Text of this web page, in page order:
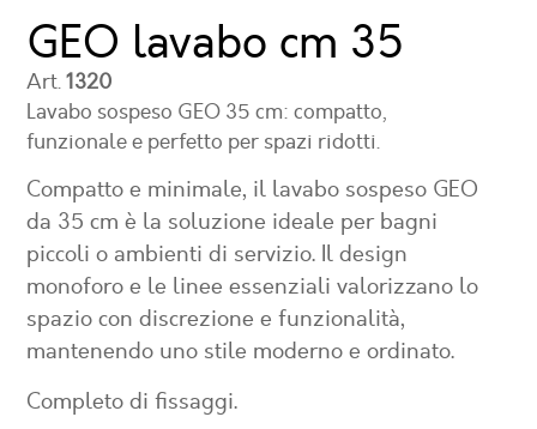
GEO lavabo cm 35
Art.1320
Lavabo sospeso GEO 35 cm: compatto,
funzionale e perfetto per spazi ridotti.
Compatto e minimale, il lavabo sospeso GEO
da 35 cm è la soluzione ideale per bagni
piccoli o ambienti di servizio. Il design
monoforo e le linee essenziali valorizzano lo
spazio con discrezione e funzionalità,
mantenendo uno stile moderno e ordinato.
Completo di fissaggi.